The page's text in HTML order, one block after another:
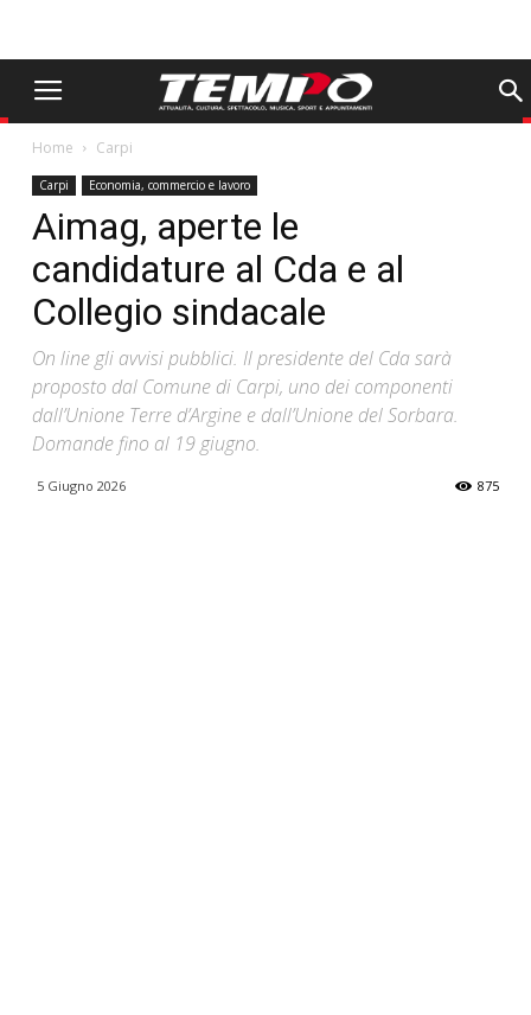
Home Carpi
Carpi Economia, commercio e lavoro
Aimag, aperte le
candidature al Cda e al
Collegio sindacale
On line gli avvisi pubblici. Il presidente del Cda sarà
proposto dal Comune di Carpi, uno dei componenti
dall’Unione Terre d’Argine e dall’Unione del Sorbara.
Domande fino al 19 giugno.
5 Giugno 2026 875